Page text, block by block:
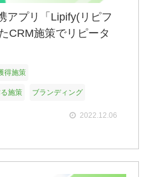
アプリ「Lipify(リピフ
CRM施策でリピータ
得施策
施策 ブランディング
2022.12.06